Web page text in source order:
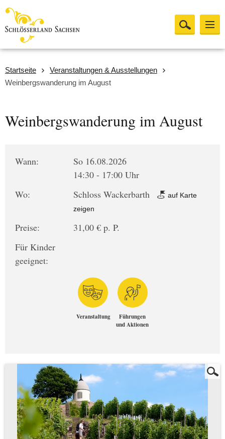
Startseite
Veranstaltungen & Ausstellungen
Weinbergswanderung im August
Weinbergswanderung im August
Wann:
So 16.08.2026
14:30 - 17:00 Uhr
Wo:
Schloss Wackerbarth
auf Karte
zeigen
Preise:
31,00 € p. P.
Für Kinder
geeignet:
Veranstaltung
Führungen
und Aktionen